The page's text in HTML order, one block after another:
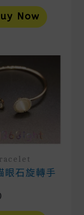
Now
眼石旋轉手